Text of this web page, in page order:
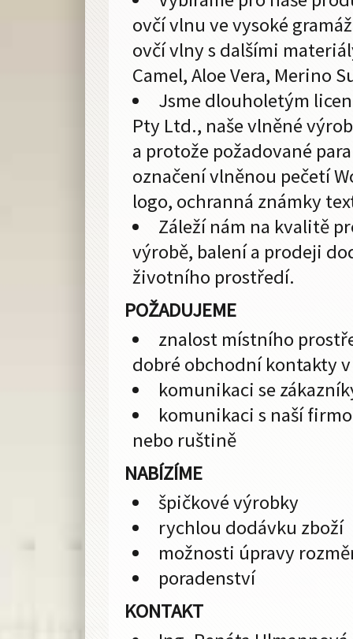
ovčí vlnu ve vysoké
ovčí vlny s dalšími
Camel, Aloe Vera, Merino
Jsme dlouholetým
Pty Ltd., naše vlněné
a protože požadované
označení vlněnou pečetí
logo, ochranná známky
Záleží nám na kvalitě
výrobě, balení a prodeji
životního prostředí.
POŽADUJEME
znalost místního
dobré obchodní kontakty
komunikaci se
komunikaci s naší
nebo ruštině
NABÍZÍME
špičkové výrobky
rychlou dodávku zboží
možnosti úpravy
poradenství
KONTAKT